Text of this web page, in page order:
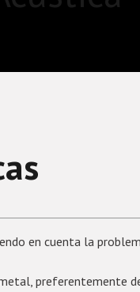
en cuenta la
preferentemente